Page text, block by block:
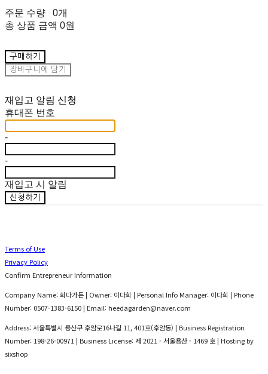
주문 수량
0개
총 상품 금액 0원
구매하기
장바구니에 담기
재입고 알림 신청
휴대폰 번호
-
-
재입고 시 알림
신청하기
Terms of Use
Privacy Policy
Confirm Entrepreneur Information
Company Name: 희다가든 | Owner: 이다희 | Personal Info Manager: 이다희 | Phone
Number: 0507-1383-6150 | Email: heedagarden@naver.com
Address: 서울특별시 용산구 후암로16나길 11, 401호(후암동) | Business Registration
Number: 198-26-00971 | Business License:제 2021 - 서울용산 - 1469 호 | Hosting by
sixshop